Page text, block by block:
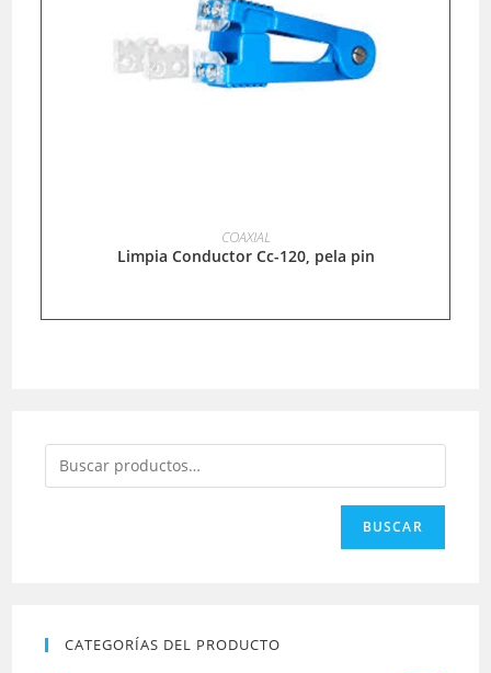
LEER MÁS
COAXIAL
Limpia Conductor Cc-120, pela pin
BUSCAR
CATEGORÍAS DEL PRODUCTO